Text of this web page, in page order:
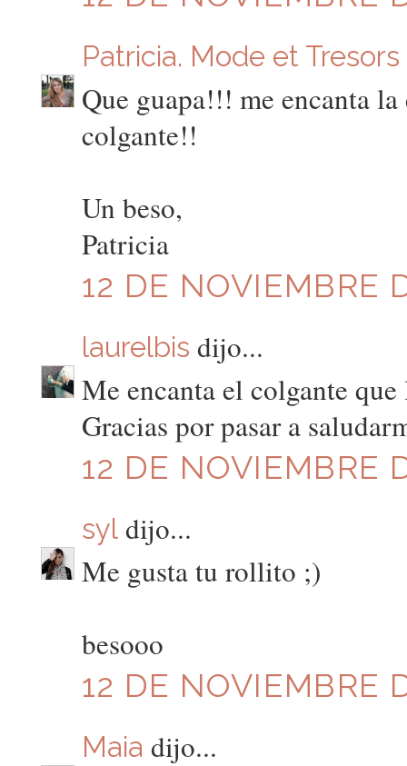
Patricia. Mode et Tresors
Que guapa!!! me encanta
colgante!!
Un beso,
Patricia
12 DE NOVIEMBRE
laurelbis dijo...
Me encanta el colgante
Gracias por pasar a
12 DE NOVIEMBRE
syldijo...
Me gusta tu rollito ;)
besooo
12 DE NOVIEMBRE
Maia dijo...